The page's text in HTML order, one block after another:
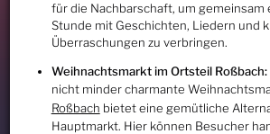
für die Nachbarschaft, um gemeinsam
Stunde mit Geschichten, Liedern und
Überraschungen zu verbringen.
Weihnachtsmarkt im Ortsteil Roßbach:
nicht minder charmante
Roßbach bietet eine gemütliche
Hauptmarkt. Hier können Besucher